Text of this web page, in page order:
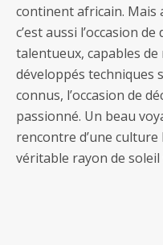
continent africain. Mais
c’est aussi l’occasion
talentueux, capables
développés techniques
connus, l’occasion de
passionné. Un beau
rencontre d’une culture
véritable rayon de soleil